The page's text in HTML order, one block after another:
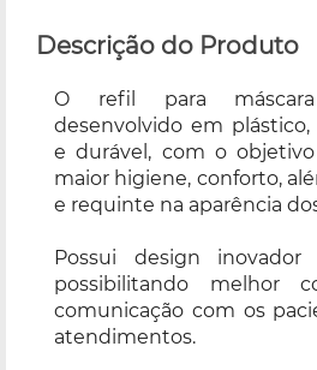
Descrição do Produto
O refil para
desenvolvido em
e durável, com o
maior higiene, conforto,
e requinte na aparência
Possui design inovador
possibilitando melhor
comunicação com os
atendimentos.